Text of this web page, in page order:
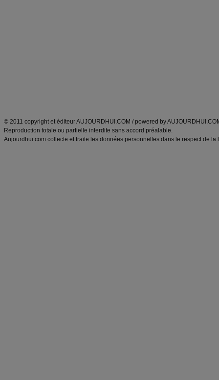
© 2011 copyright et éditeur AUJOURDHUI.COM / powered by
Reproduction totale ou partielle interdite sans accord préalable.
Aujourdhui.com collecte et traite les données personnelles dans le respect de